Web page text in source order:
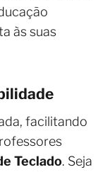
às suas
facilitando
Teclado. Seja